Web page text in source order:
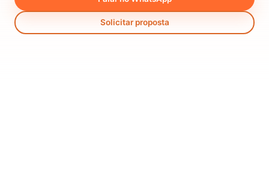
Solicitar proposta